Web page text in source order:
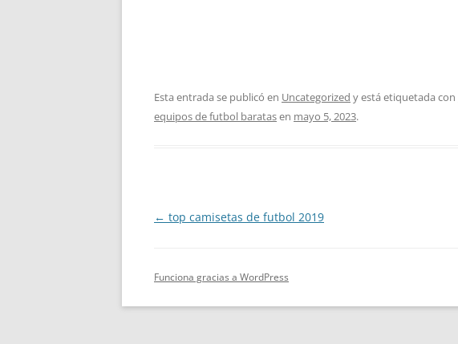
Esta entrada se publicó en Uncategorized y está etiquetada con
equipos de futbol baratasen mayo 5, 2023.
Navegación
← top camisetas de futbol 2019
Funciona gracias a WordPress